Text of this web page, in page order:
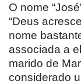
O nome
“Deus
nome
associada a
marido de
considerado